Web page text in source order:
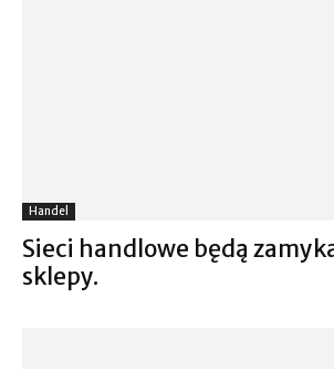
Handel
Sieci handlowe będą
sklepy.